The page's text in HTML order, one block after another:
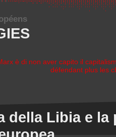
è di non aver capito il
défendant plus les
della Libia e la